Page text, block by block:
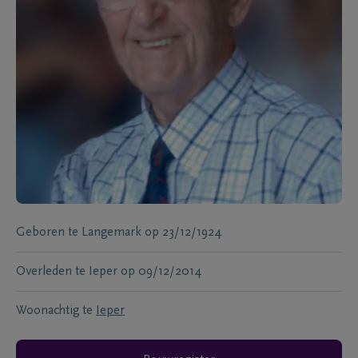
Geboren te Langemark op 23/12/1924
Overleden te Ieper op 09/12/2014
Woonachtig te Ieper